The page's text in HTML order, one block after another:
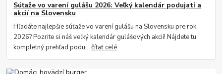
Súťaže vo varení gulášu 2026: Veľký kalendár podujatí a
akcií na Slovensku
Hľadáte najlepšie súťaže vo varení gulášu na Slovensku pre rok
2026? Pozrite si náš veľký kalendár gulášových akcií! Nájdete tu
kompletný prehľad podu...čítať celé